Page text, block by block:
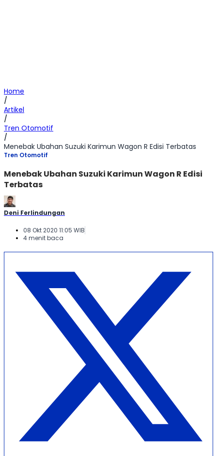
Home
/
Artikel
/
Tren Otomotif
/
Menebak Ubahan Suzuki Karimun Wagon R Edisi Terbatas
Tren Otomotif
Menebak Ubahan Suzuki Karimun Wagon R Edisi
Terbatas
Deni Ferlindungan
08 Okt 2020 11:05 WIB
4 menit baca